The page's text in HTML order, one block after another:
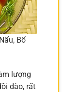
Bổ
lượng
dào, rất